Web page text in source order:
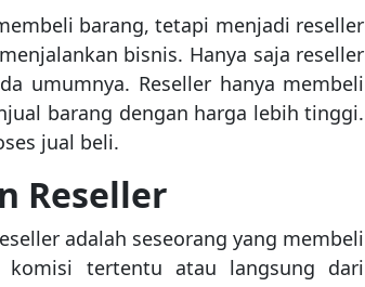
barang, tetapi menjadi reseller
bisnis. Hanya saja reseller
umumnya. Reseller hanya membeli
barang dengan harga lebih tinggi.
jual beli.
Reseller
adalah seseorang yang membeli
komisi tertentu atau langsung dari